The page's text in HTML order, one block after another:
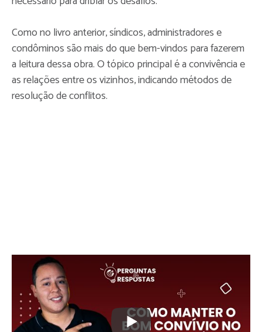
Como no livro anterior, síndicos, administradores e
condôminos são mais do que bem-vindos para fazerem
a leitura dessa obra. O tópico principal é a convivência e
as relações entre os vizinhos, indicando métodos de
resolução de conflitos.